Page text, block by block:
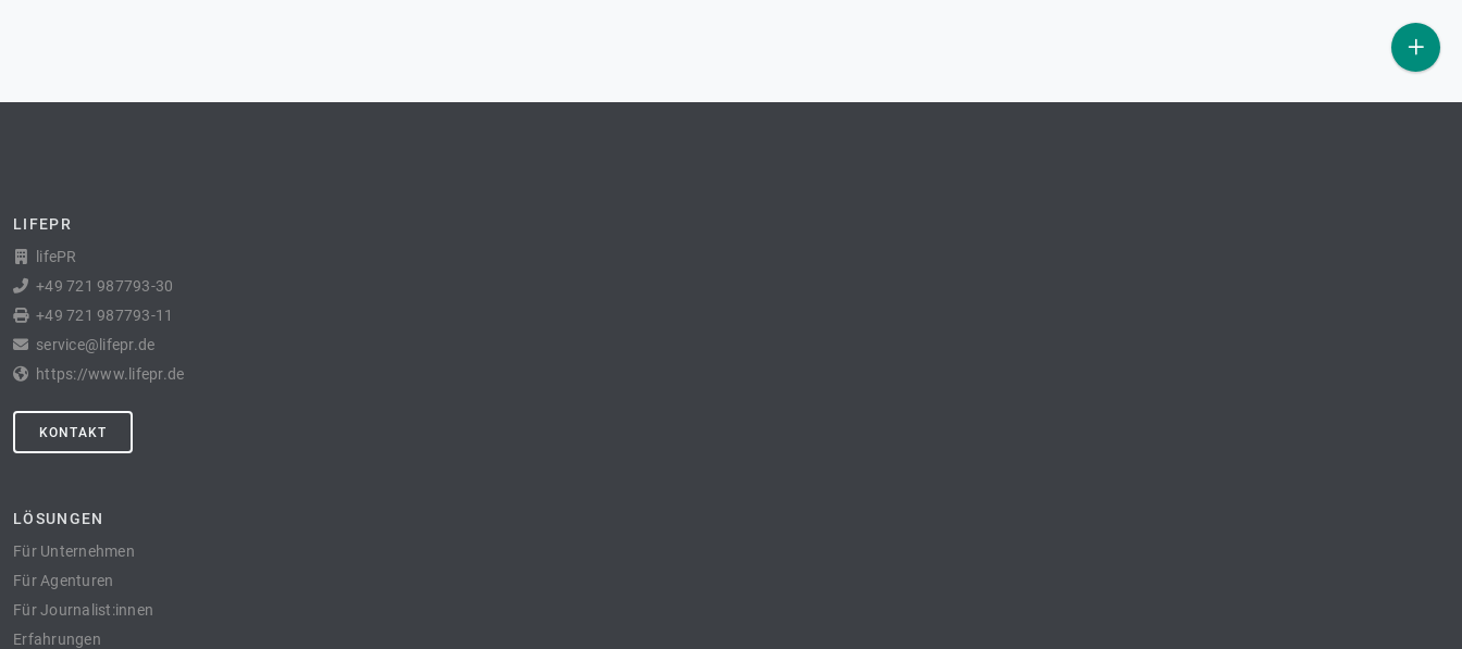
LIFEPR
lifePR
+49 721 987793-30
+49 721 987793-11
service@lifepr.de
https://www.lifepr.de
KONTAKT
LÖSUNGEN
Für Unternehmen
Für Agenturen
Für Journalist:innen
Erfahrungen